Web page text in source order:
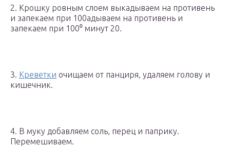
2. Крошку ровным слоем выкадываем на противень
и запекаем при 100адываем на противень и
запекаем при 100⁰ минут 20.
3. Креветки очищаем от панциря, удаляем голову и
кишечник.
4. В муку добавляем соль, перец и паприку.
Перемешиваем.